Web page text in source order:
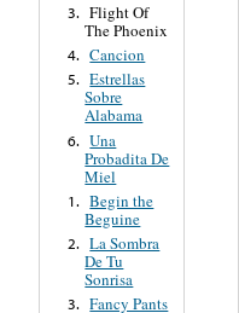
3. Flight Of
The Phoenix
4. Cancion
5. Estrellas
Sobre
Alabama
6. Una
Probadita De
Miel
1. Begin the
Beguine
2. La Sombra
De Tu
Sonrisa
3. Fancy Pants